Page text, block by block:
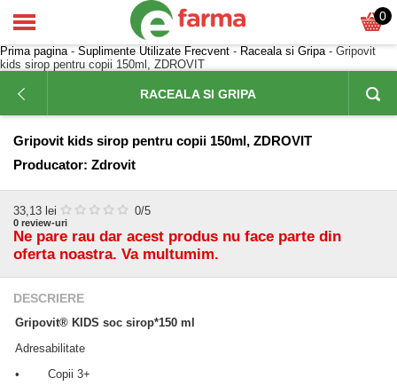
0
Prima pagina- Suplimente Utilizate Frecvent - Raceala si Gripa- Gripovit
kids sirop pentru copii 150ml, ZDROVIT
RACEALA SI GRIPA
Gripovit kids sirop pentru copii 150ml, ZDROVIT
Producator: Zdrovit
33,13 lei 0/5
0 review-uri
Ne pare rau dar acest produs nu face parte din
oferta noastra. Va multumim.
DESCRIERE
Gripovit® KIDS soc sirop*150 ml
Adresabilitate
• Copii 3+